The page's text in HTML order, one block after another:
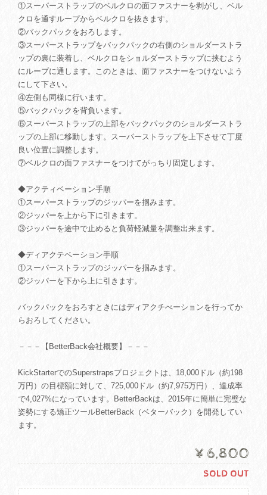
①スーパーストラップのベルクロの面ファスナーを剥がし、ベル
クロを通すループからベルクロを抜きます。
②バックパックをおろします。
③スーパーストラップをバックパックの右側のショルダーストラ
ップの裏に装着し、ベルクロをショルダーストラップに挟むよう
にループに通します。このときは、面ファスナーをつけないよう
にして下さい。
④左側も同様に行います。
⑤バックパックを背負います。
⑥スーパーストラップの上部をバックパックのショルダーストラ
ップの上部に移動します。スーパーストラップを上下させて丁度
良い位置に調整します。
⑦ベルクロの面ファスナーをつけてがっちり固定します。
◆アクティベーション手順
①スーパーストラップのジッパーを掴みます。
②ジッパーを上から下に引きます。
③ジッパーを途中で止めると負荷軽減量を調整出来ます。
◆ディアクテベーション手順
①スーパーストラップのジッパーを掴みます。
②ジッパーを下から上に引きます。
バックパックをおろすときにはディアクチべーションを行ってか
らおろしてください。
－－－【BetterBack会社概要】－－－
KickStarterでのSuperstrapsプロジェクトは、18,000ドル（約198
万円）の目標額に対して、725,000ドル（約7,975万円）、達成率
で4,027%になっています。BetterBackは、2015年に簡単に完璧な
姿勢にする矯正ツールBetterBack（ベターバック）を開発してい
ます。
¥6,800
SOLD OUT